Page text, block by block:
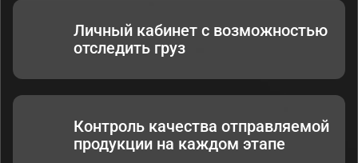
Личный кабинет с возможностью
отследить груз
Контроль качества отправляемой
продукции на каждом этапе